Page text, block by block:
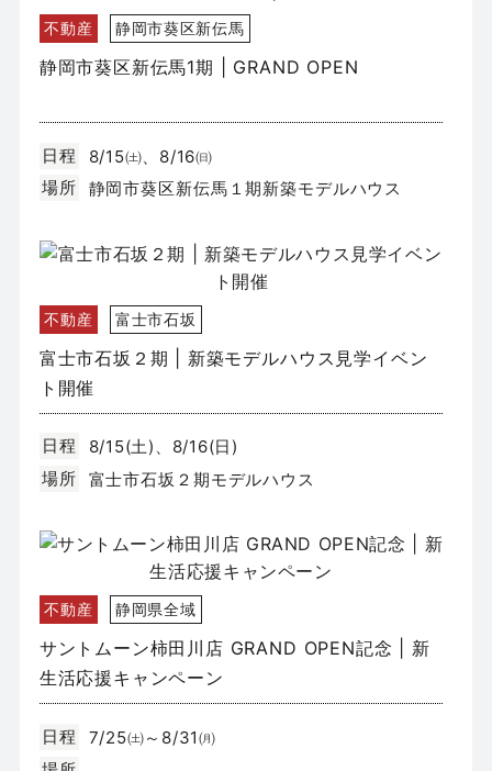
不動産 静岡市葵区新伝馬
静岡市葵区新伝馬1期 | GRAND OPEN
日程
8/15㈯、8/16㈰
場所
静岡市葵区新伝馬１期新築モデルハウス
不動産 富士市石坂
富士市石坂２期 | 新築モデルハウス見学イベン
ト開催
日程
8/15(土)、8/16(日)
場所
富士市石坂２期モデルハウス
不動産 静岡県全域
サントムーン柿田川店 GRAND OPEN記念 | 新
生活応援キャンペーン
日程
7/25㈯～8/31㈪